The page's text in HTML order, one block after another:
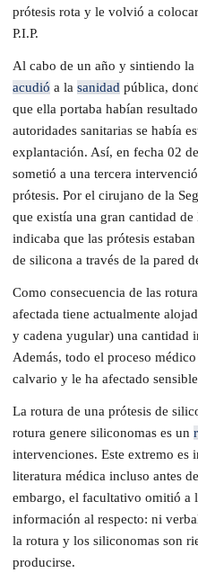
prótesis rota y le volvió a
P.I.P.
Al cabo de un año y sintiendo la
acudió a la sanidad pública,
que ella portaba habían
autoridades sanitarias se había
explantación. Así, en fecha 02
sometió a una tercera
prótesis. Por el cirujano de la
que existía una gran cantidad
indicaba que las prótesis
de silicona a través de la pared
Como consecuencia de las
afectada tiene actualmente
y cadena yugular) una cantidad
Además, todo el proceso
calvario y le ha afectado
La rotura de una prótesis de
rotura genere siliconomas es un
intervenciones. Este extremo
literatura médica incluso antes
embargo, el facultativo omitió a
información al respecto: ni
la rotura y los siliconomas son
producirse.